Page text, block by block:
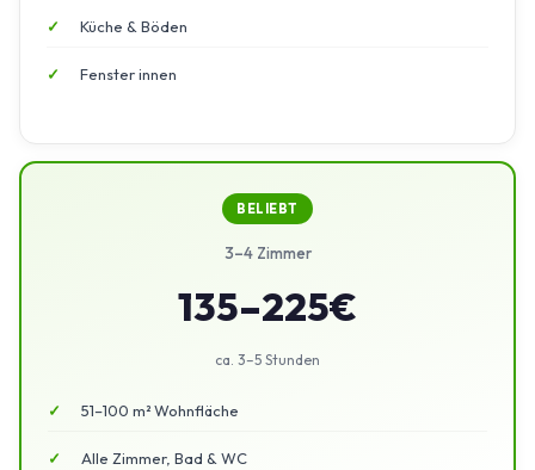
Küche & Böden
Fenster innen
BELIEBT
3–4 Zimmer
135–225€
ca. 3–5 Stunden
51–100 m² Wohnfläche
Alle Zimmer, Bad & WC